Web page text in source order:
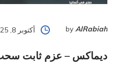
by AlRabiah أكتوبر 8, 2025
ديماكس – عزم ثابت